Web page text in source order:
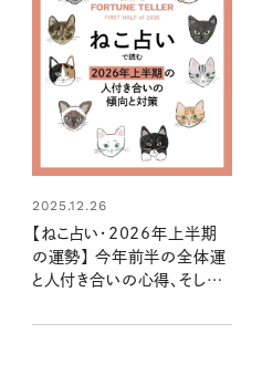
2025.12.26
【ねこ占い・2026年上半期
の運勢】 今年前半の全体運
と人付き合いの心得、そして